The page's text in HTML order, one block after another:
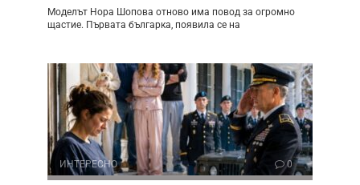
Моделът Нора Шопова отново има повод за огромно
щастие. Първата българка, появила се на
ИНТЕРЕСНО 0